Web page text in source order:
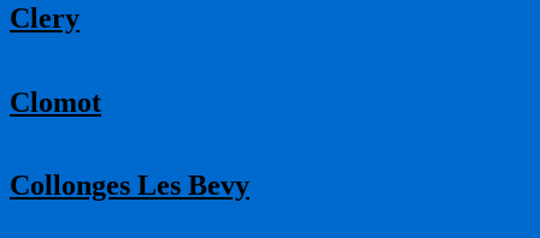
Clery
Clomot
Collonges Les Bevy